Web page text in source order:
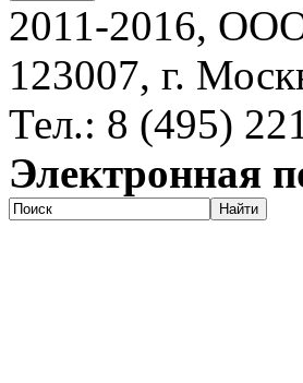
2011-2016,
123007, г.
Тел.: 8 (495)
Электронная
Найти